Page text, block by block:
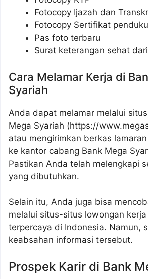
Fotocopy Ijazah dan
Fotocopy Sertifikat
Pas foto terbaru
Surat keterangan sehat
Cara Melamar Kerja di
Syariah
Anda dapat melamar melalui
Mega Syariah (https://
atau mengirimkan berkas
ke kantor cabang Bank Mega
Pastikan Anda telah melengkapi
yang dibutuhkan.
Selain itu, Anda juga bisa
melalui situs-situs lowongan kerja
terpercaya di Indonesia. Namun,
keabsahan informasi tersebut.
Prospek Karir di Bank